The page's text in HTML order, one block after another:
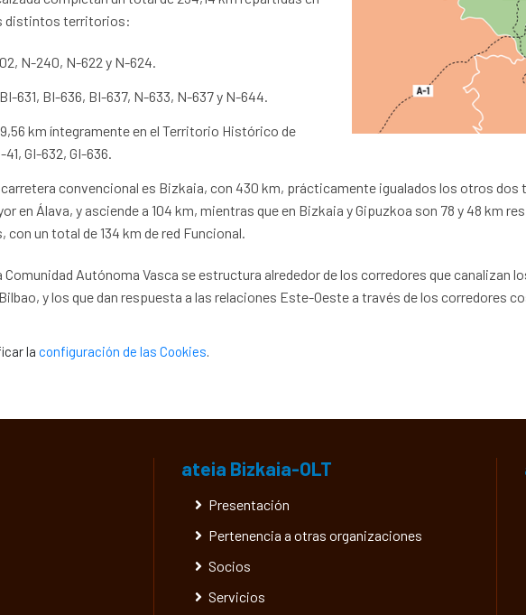
distintos territorios:
N-240, N-622 y N-624.
631, BI-636, BI-637, N-633, N-637 y N-644.
km íntegramente en el Territorio Histórico de
41, GI-632, GI-636.
convencional es Bizkaia, con 430 km, prácticamente igualados los otros
en Álava, y asciende a 104 km, mientras que en Bizkaia y Gipuzkoa son 78 y 48 km
un total de 134 km de red Funcional.
Autónoma Vasca se estructura alrededor de los corredores que canalizan
y los que dan respuesta a las relaciones Este-Oeste a través de los corredores
la configuración de las Cookies.
ateia Bizkaia-OLT
Presentación
Pertenencia a otras organizaciones
Socios
Servicios